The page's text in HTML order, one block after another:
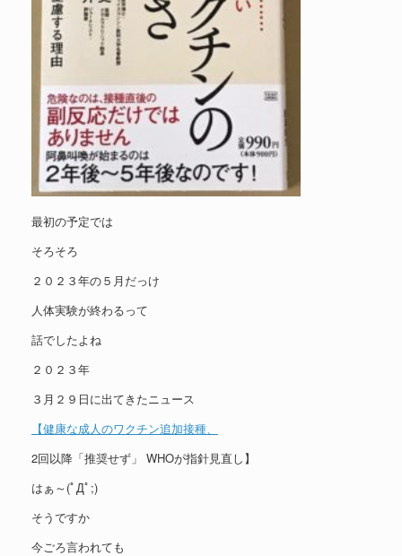
最初の予定では
そろそろ
２０２３年の５月だっけ
人体実験が終わるって
話でしたよね
２０２３年
３月２９日に出てきたニュース
【健康な成人のワクチン追加接種、
2回以降「推奨せず」 WHOが指針見直し】
はぁ～(ﾟДﾟ;)
そうですか
今ごろ言われても